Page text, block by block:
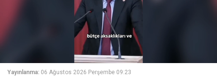
Yayınlanma: 06 Ağustos 2026 Perşembe 09:23